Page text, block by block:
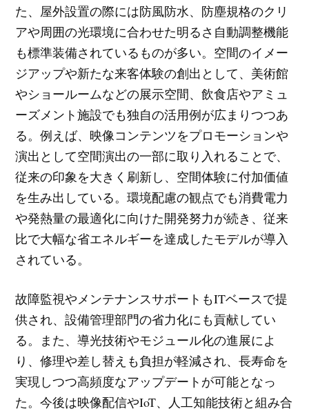
た、屋外設置の際には防風防水、防塵規格のクリ
アや周囲の光環境に合わせた明るさ自動調整機能
も標準装備されているものが多い。空間のイメー
ジアップや新たな来客体験の創出として、美術館
やショールームなどの展示空間、飲食店やアミュ
ーズメント施設でも独自の活用例が広まりつつあ
る。例えば、映像コンテンツをプロモーションや
演出として空間演出の一部に取り入れることで、
従来の印象を大きく刷新し、空間体験に付加価値
を生み出している。環境配慮の観点でも消費電力
や発熱量の最適化に向けた開発努力が続き、従来
比で大幅な省エネルギーを達成したモデルが導入
されている。
故障監視やメンテナンスサポートもITベースで提
供され、設備管理部門の省力化にも貢献してい
る。また、導光技術やモジュール化の進展によ
り、修理や差し替えも負担が軽減され、長寿命を
実現しつつ高頻度なアップデートが可能となっ
た。今後は映像配信やIoT、人工知能技術と組み合